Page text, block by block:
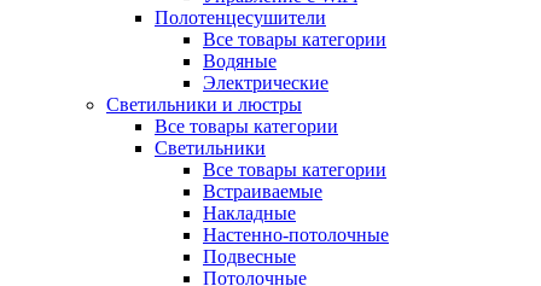
Полотенцесушители
Все товары категории
Водяные
Электрические
Светильники и люстры
Все товары категории
Светильники
Все товары категории
Встраиваемые
Накладные
Настенно-потолочные
Подвесные
Потолочные